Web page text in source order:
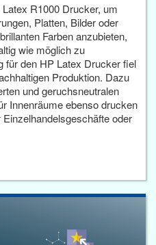
R1000 Drucker, um
Platten, Bilder oder
Farben anzubieten,
wie möglich zu
für den HP Latex Drucker fiel
Produktion. Dazu
und geruchsneutralen
Innenräume ebenso drucken
oder